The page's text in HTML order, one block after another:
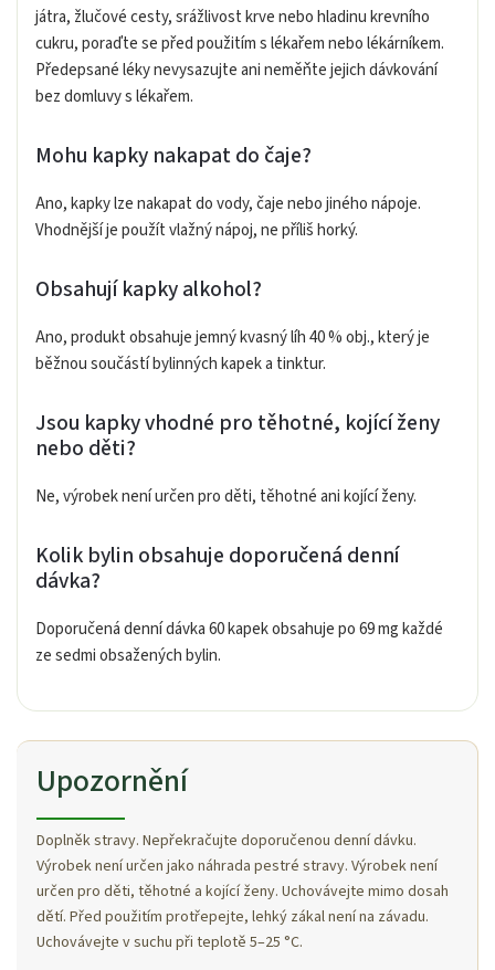
játra, žlučové cesty, srážlivost krve nebo hladinu krevního
cukru, poraďte se před použitím s lékařem nebo lékárníkem.
Předepsané léky nevysazujte ani neměňte jejich dávkování
bez domluvy s lékařem.
Mohu kapky nakapat do čaje?
Ano, kapky lze nakapat do vody, čaje nebo jiného nápoje.
Vhodnější je použít vlažný nápoj, ne příliš horký.
Obsahují kapky alkohol?
Ano, produkt obsahuje jemný kvasný líh 40 % obj., který je
běžnou součástí bylinných kapek a tinktur.
Jsou kapky vhodné pro těhotné, kojící ženy
nebo děti?
Ne, výrobek není určen pro děti, těhotné ani kojící ženy.
Kolik bylin obsahuje doporučená denní
dávka?
Doporučená denní dávka 60 kapek obsahuje po 69 mg každé
ze sedmi obsažených bylin.
Upozornění
Doplněk stravy. Nepřekračujte doporučenou denní dávku.
Výrobek není určen jako náhrada pestré stravy. Výrobek není
určen pro děti, těhotné a kojící ženy. Uchovávejte mimo dosah
dětí. Před použitím protřepejte, lehký zákal není na závadu.
Uchovávejte v suchu při teplotě 5–25 °C.